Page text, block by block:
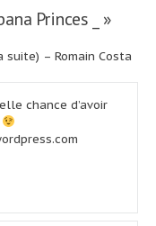
Princes _ »
– Romain Costa
chance d’avoir